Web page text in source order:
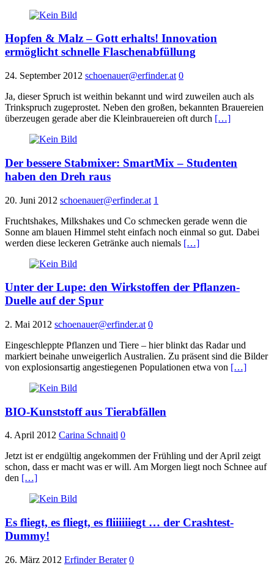
Hopfen & Malz – Gott erhalts! Innovation
ermöglicht schnelle Flaschenabfüllung
24. September 2012 schoenauer@erfinder.at 0
Ja, dieser Spruch ist weithin bekannt und wird zuweilen auch als
Trinkspruch zugeprostet. Neben den großen, bekannten Brauereien
überzeugen gerade aber die Kleinbrauereien oft durch […]
Der bessere Stabmixer: SmartMix – Studenten
haben den Dreh raus
20. Juni 2012 schoenauer@erfinder.at 1
Fruchtshakes, Milkshakes und Co schmecken gerade wenn die
Sonne am blauen Himmel steht einfach noch einmal so gut. Dabei
werden diese leckeren Getränke auch niemals […]
Unter der Lupe: den Wirkstoffen der Pflanzen-
Duelle auf der Spur
2. Mai 2012 schoenauer@erfinder.at 0
Eingeschleppte Pflanzen und Tiere – hier blinkt das Radar und
markiert beinahe unweigerlich Australien. Zu präsent sind die Bilder
von explosionsartig angestiegenen Populationen etwa von […]
BIO-Kunststoff aus Tierabfällen
4. April 2012 Carina Schnaitl 0
Jetzt ist er endgültig angekommen der Frühling und der April zeigt
schon, dass er macht was er will. Am Morgen liegt noch Schnee auf
den […]
Es fliegt, es fliegt, es fliiiiiiegt … der Crashtest-
Dummy!
26. März 2012 Erfinder Berater 0